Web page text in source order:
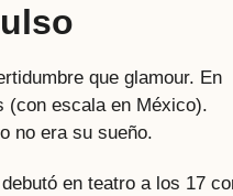
que glamour. En
(con escala en México).
no era su sueño.
en teatro a los 17